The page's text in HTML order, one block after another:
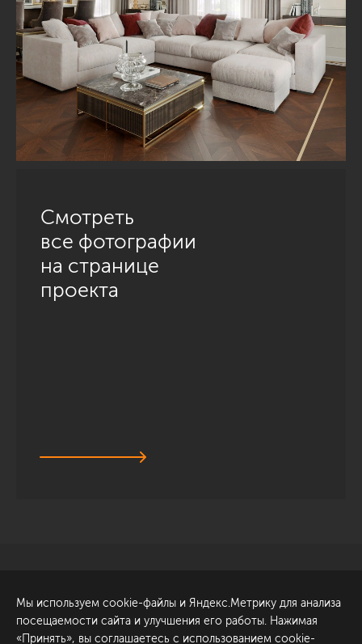
Смотреть
все фотографии
на странице
проекта
Обсудить проект
ул. Академика Павлова, 6
к1
Мы используем cookie-файлы и Яндекс.Метрику для анализа
посещаемости сайта и улучшения его работы. Нажимая
«Принять», вы соглашаетесь с использованием cookie-